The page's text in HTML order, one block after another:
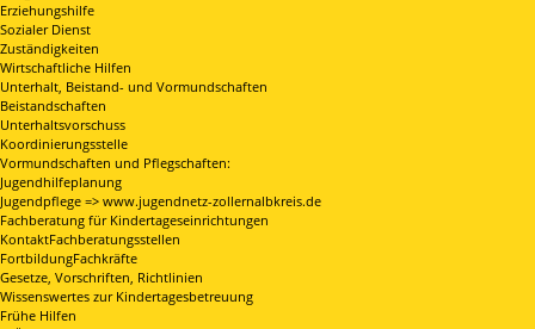
Erziehungshilfe
Sozialer Dienst
Zuständigkeiten
Wirtschaftliche Hilfen
Unterhalt, Beistand- und Vormundschaften
Beistandschaften
Unterhaltsvorschuss
Koordinierungsstelle
Vormundschaften und Pflegschaften:
Jugendhilfeplanung
Jugendpflege => www.jugendnetz-zollernalbkreis.de
Fachberatung für Kindertageseinrichtungen
KontaktFachberatungsstellen
FortbildungFachkräfte
Gesetze, Vorschriften, Richtlinien
Wissenswertes zur Kindertagesbetreuung
Frühe Hilfen